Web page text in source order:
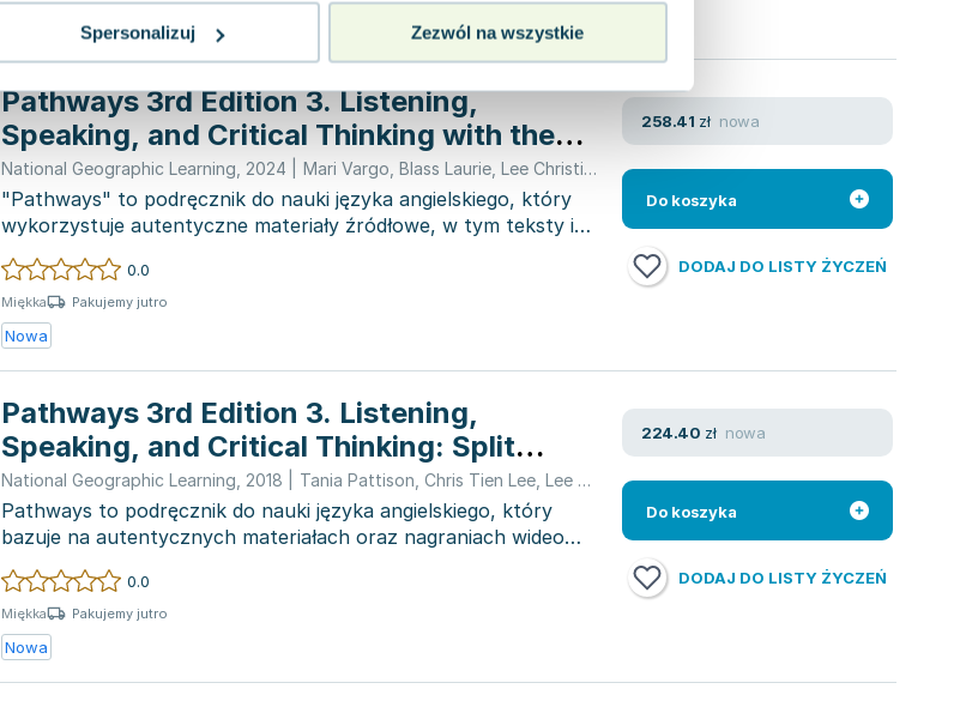
Spersonalizuj Zezwól na wszystkie
Pathways 3rd Edition 3. Listening,
Speaking, and Critical Thinking with the
Spark platform
National Geographic Learning 2024 Mari Vargo Blass Laurie Lee Christien
"Pathways" to podręcznik do nauki języka angielskiego, który
wykorzystuje autentyczne materiały źródłowe, w tym teksty i
nagrania...
0.0
Miękka Pakujemy jutro
Nowa
258.41 zł nowa
Do koszyka
DODAJ DO LISTY ŻYCZEŃ
Pathways 3rd Edition 3. Listening,
Speaking, and Critical Thinking: Split
Edition B with the Spark platform
National Geographic Learning 2018 Tania Pattison Chris Tien Lee Lee Christien
Pathways to podręcznik do nauki języka angielskiego, który
bazuje na autentycznych materiałach oraz nagraniach wideo
pochodzących...
0.0
Miękka Pakujemy jutro
Nowa
224.40 zł nowa
Do koszyka
DODAJ DO LISTY ŻYCZEŃ